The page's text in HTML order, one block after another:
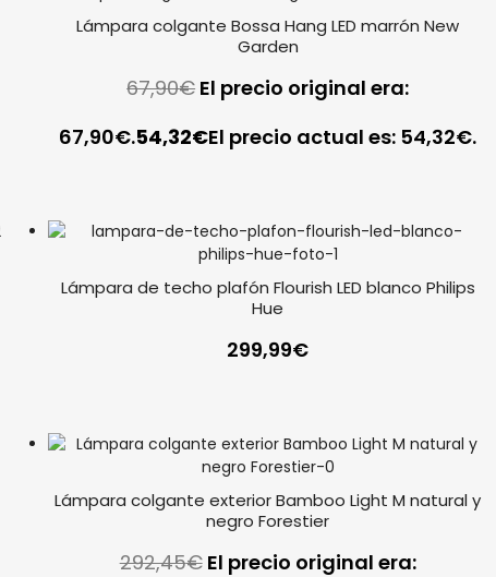
Lámpara colgante Bossa Hang LED marrón New
Garden
67,90€ El precio original era:
67,90€.54,32€El precio actual es: 54,32€.
Lámpara de techo plafón Flourish LED blanco Philips
Hue
299,99€
Lámpara colgante exterior Bamboo Light M natural y
negro Forestier
292,45€ El precio original era: